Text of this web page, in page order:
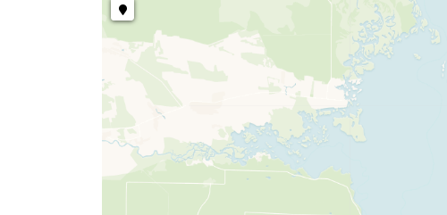
Товары для дома ›
Косметика CODERMA KIDS